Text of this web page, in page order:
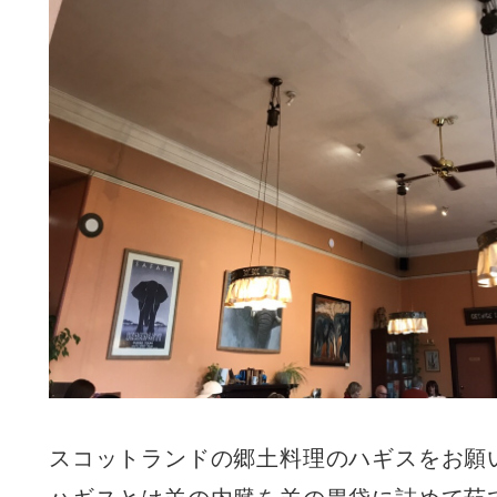
スコットランドの郷土料理のハギスをお願